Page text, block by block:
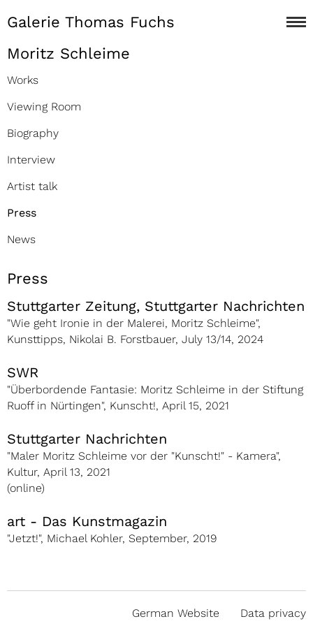
Galerie Thomas Fuchs
Moritz Schleime
Works
Viewing Room
Biography
Interview
Artist talk
Press
News
Press
Stuttgarter Zeitung, Stuttgarter Nachrichten
"Wie geht Ironie in der Malerei, Moritz Schleime",
Kunsttipps, Nikolai B. Forstbauer, July 13/14, 2024
SWR
"Überbordende Fantasie: Moritz Schleime in der Stiftung
Ruoff in Nürtingen", Kunscht!, April 15, 2021
Stuttgarter Nachrichten
"Maler Moritz Schleime vor der "Kunscht!" - Kamera",
Kultur, April 13, 2021
(online)
art - Das Kunstmagazin
"Jetzt!", Michael Kohler, September, 2019
German Website Data privacy